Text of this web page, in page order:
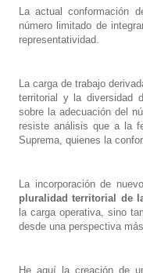
La actual conformación
número limitado de
representatividad.
La carga de trabajo
territorial y la diversidad
sobre la adecuación del
resiste análisis que a la
Suprema, quienes la
La incorporación de
pluralidad territorial de
la carga operativa, sino
desde una perspectiva
He aquí la creación de